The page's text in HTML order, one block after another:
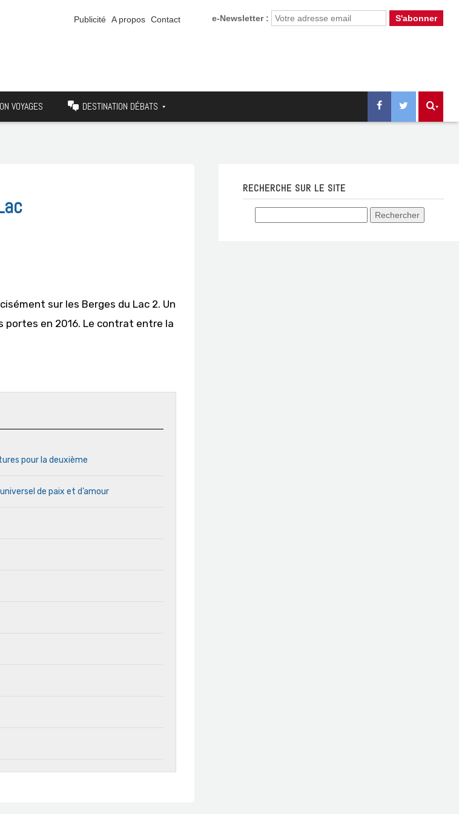
e-Newsletter :
Publicité A propos Contact
VOYAGES DESTINATION DÉBATS
sur les Berges du Lac 2. Un
en 2016. Le contrat entre la
pour la deuxième
de paix et d’amour
RECHERCHE SUR LE SITE